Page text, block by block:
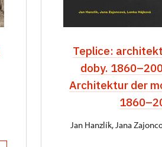
Teplice:
doby.
Architektur der
Jan Hanzlík, Jana